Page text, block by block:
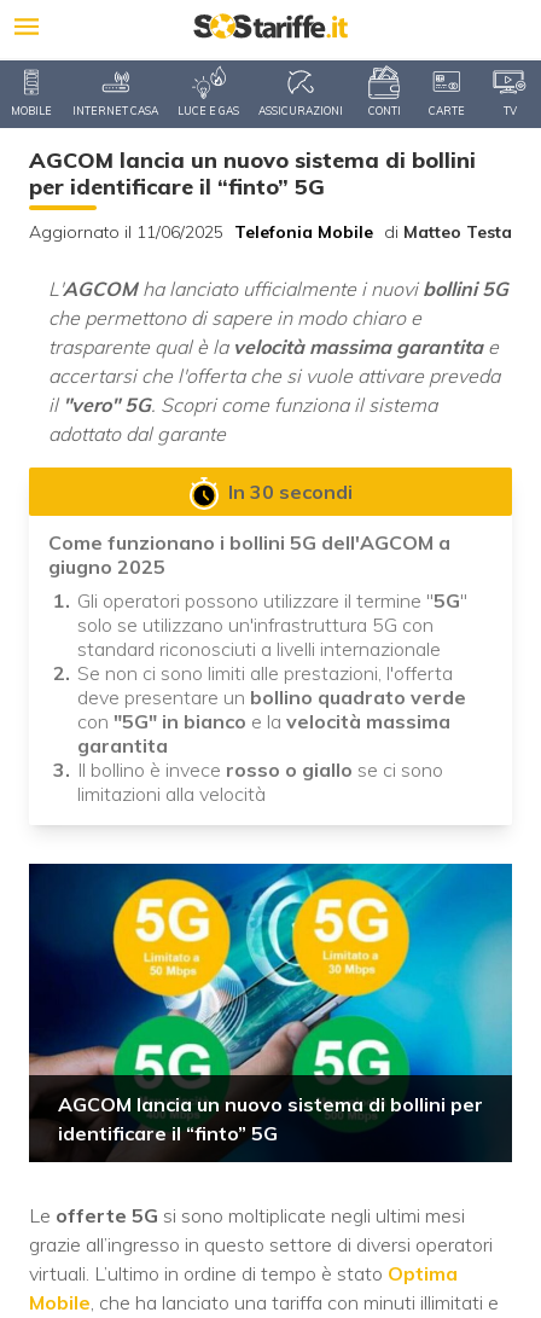
MOBILE INTERNET CASA LUCE E GAS ASSICURAZIONI CONTI CARTE TV
AGCOM lancia un nuovo sistema di bollini
per identificare il “finto” 5G
Aggiornato il 11/06/2025 Telefonia Mobile di Matteo Testa
L'AGCOMha lanciato ufficialmente i nuovi bollini 5G
che permettono di sapere in modo chiaro e
trasparente qual è la velocità massima garantitae
accertarsi che l'offerta che si vuole attivare preveda
il "vero" 5G. Scopri come funziona il sistema
adottato dal garante
In 30 secondi
Come funzionano i bollini 5G dell'AGCOM a
giugno 2025
Gli operatori possono utilizzare il termine "5G"
solo se utilizzano un'infrastruttura 5G con
standard riconosciuti a livelli internazionale
Se non ci sono limiti alle prestazioni, l'offerta
deve presentare un bollino quadrato verde
con "5G" in bianco e la velocità massima
garantita
Il bollino è invece rosso o giallo se ci sono
limitazioni alla velocità
AGCOM lancia un nuovo sistema di bollini per
identificare il “finto” 5G
Le offerte 5G si sono moltiplicate negli ultimi mesi
grazie all’ingresso in questo settore di diversi operatori
virtuali. L’ultimo in ordine di tempo è stato Optima
Mobile, che ha lanciato una tariffa con minuti illimitati e